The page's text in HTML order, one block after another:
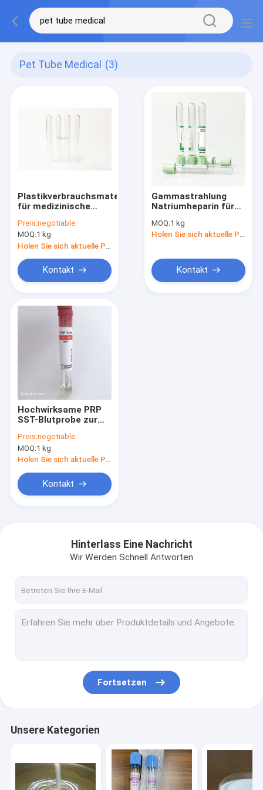
Pet Tube Medical (3)
Plastikverbrauchsmaterialien
für medizinische
Rohrrohre
Preis:negotiable
MOQ:1 kg
Kontakt
Gammastrahlung
Natriumheparin für
MOQ:1 kg
Holen Sie sich aktuelle Preis
Kontakt
Hochwirksame PRP
SST-Blutprobe zur
Osteoarthritis
Preis:negotiable
MOQ:1 kg
Kontakt
Hinterlass Eine Nachricht
Wir Werden Schnell Antworten
Fortsetzen
Unsere Kategorien